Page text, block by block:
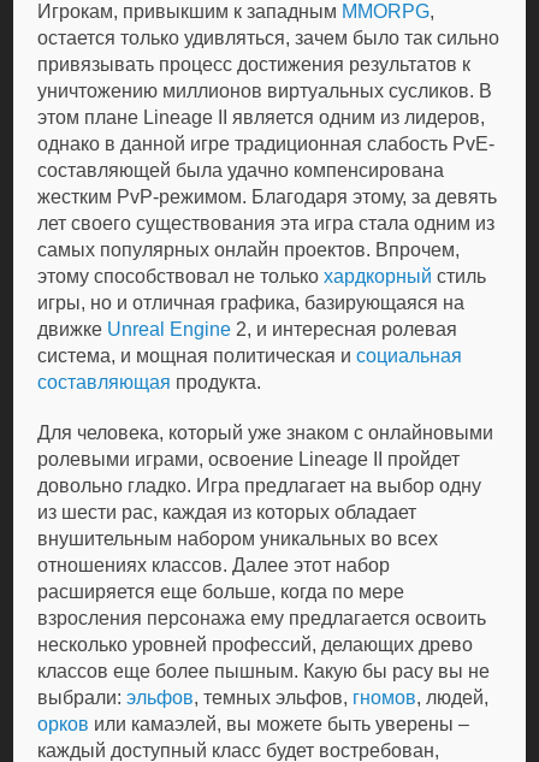
Игрокам, привыкшим к западным MMORPG,
остается только удивляться, зачем было так сильно
привязывать процесс достижения результатов к
уничтожению миллионов виртуальных сусликов. В
этом плане Lineage II является одним из лидеров,
однако в данной игре традиционная слабость PvE-
составляющей была удачно компенсирована
жестким PvP-режимом. Благодаря этому, за девять
лет своего существования эта игра стала одним из
самых популярных онлайн проектов. Впрочем,
этому способствовал не толькохардкорный стиль
игры, но и отличная графика, базирующаяся на
движке Unreal Engine 2, и интересная ролевая
система, и мощная политическая исоциальная
составляющая продукта.
Для человека, который уже знаком с онлайновыми
ролевыми играми, освоение Lineage II пройдет
довольно гладко. Игра предлагает на выбор одну
из шести рас, каждая из которых обладает
внушительным набором уникальных во всех
отношениях классов. Далее этот набор
расширяется еще больше, когда по мере
взросления персонажа ему предлагается освоить
несколько уровней профессий, делающих древо
классов еще более пышным. Какую бы расу вы не
выбрали:эльфов, темных эльфов, гномов, людей,
орков или камаэлей, вы можете быть уверены –
каждый доступный класс будет востребован,